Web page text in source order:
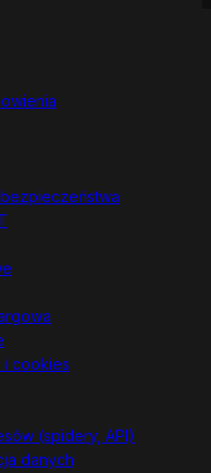
i cookies
(spidery, API)
danych